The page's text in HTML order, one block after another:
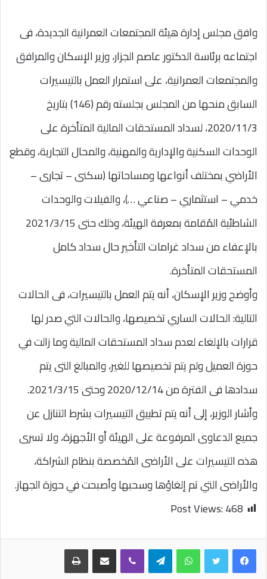
وافق مجلس إدارة هيئة المجتمعات العمرانية الجديدة، فى
اجتماعه برئاسة الدكتور عاصم الجزار، وزير الإسكان والمرافق
والمجتمعات العمرانية، على استمرار العمل بالتيسيرات
السابق منحها من المجلس بجلسته رقم (146) بتاريخ
2020/11/3، لسداد المستحقات المالية المتأخرة على
الوحدات السكنية والإدارية والمهنية، والمحال التجارية، وقطع
الأراضي بمختلف أنواعها ومساحاتها (سكنى – تجارى –
خدمي – استثماري – صناعي …)، والفيلات والوحدات
الشاطئية المُقامة بمعرفة الهيئة، وذلك حتى 2021/3/15
بالإعفاء من سداد غرامات التأخير حال سداد كامل
المستحقات المتأخرة.
وأوضح وزير الإسكان، أنه يتم العمل بالتيسيرات، فى الحالات
التالية: الحالات الساري تخصيصها، والحالات التي صدر لها
قرارات بالإلغاء لعدم سداد المستحقات المالية وما زالت في
حوزة العميل ولم يتم تخصيصها للغير، والمبالغ التى يتم
سدادها فى الفترة من 2020/12/14 وحتى 2021/3/15.
وأشار الوزير، إلى أنه يتم تطبيق التيسيرات بشرط التنازل عن
جميع الدعاوى المرفوعة على الهيئة أو الأجهزة، ولا تسرى
هذه التيسيرات على الأراضى المُخصصة بنظام الشراكة،
والأراضى التي تم إلغاؤها وسحبها وأصبحت في حوزة الجهاز.
Post Views:468
واتساب تيلقرام